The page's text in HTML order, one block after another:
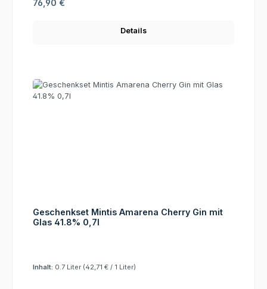
Regulärer Preis:
76,90 €
Details
Geschenkset Mintis Amarena Cherry Gin mit
Glas 41.8% 0,7l
Inhalt: 0.7 Liter (42,71 € / 1 Liter)